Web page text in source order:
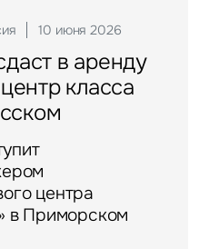
10 июня 2026
в аренду
класса
центра
в Приморском